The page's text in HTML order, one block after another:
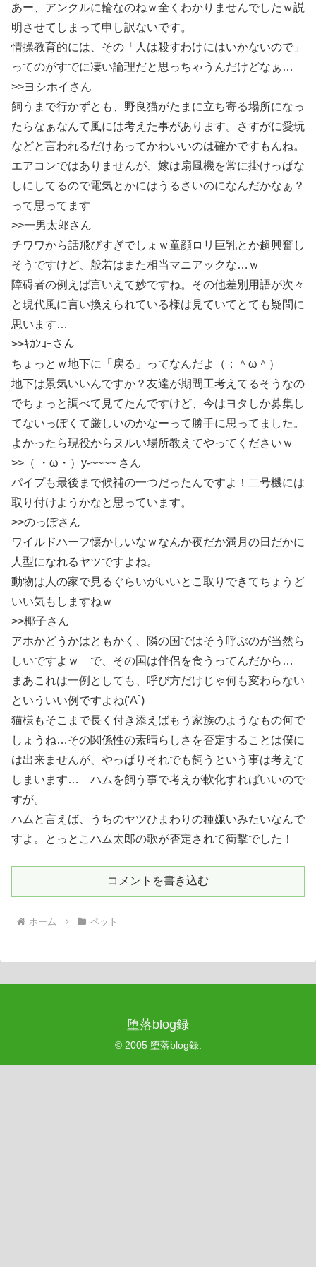
あー、アンクルに輪なのねｗ全くわかりませんでしたｗ説
明させてしまって申し訳ないです。
情操教育的には、その「人は殺すわけにはいかないので」
ってのがすでに凄い論理だと思っちゃうんだけどなぁ…
>>ヨシホイさん
飼うまで行かずとも、野良猫がたまに立ち寄る場所になっ
たらなぁなんて風には考えた事があります。さすがに愛玩
などと言われるだけあってかわいいのは確かですもんね。
エアコンではありませんが、嫁は扇風機を常に掛けっぱな
しにしてるので電気とかにはうるさいのになんだかなぁ？
って思ってます
>>一男太郎さん
チワワから話飛びすぎでしょｗ童顔ロリ巨乳とか超興奮し
そうですけど、般若はまた相当マニアックな…ｗ
障碍者の例えば言いえて妙ですね。その他差別用語が次々
と現代風に言い換えられている様は見ていてとても疑問に
思います…
>>ｷｶﾝｺｰさん
ちょっとｗ地下に「戻る」ってなんだよ（；＾ω＾）
地下は景気いいんですか？友達が期間工考えてるそうなの
でちょっと調べて見てたんですけど、今はヨタしか募集し
てないっぽくて厳しいのかなーって勝手に思ってました。
よかったら現役からヌルい場所教えてやってくださいｗ
>>（ ・ω・）y-~~~~ さん
パイプも最後まで候補の一つだったんですよ！二号機には
取り付けようかなと思っています。
>>のっぽさん
ワイルドハーフ懐かしいなｗなんか夜だか満月の日だかに
人型になれるヤツですよね。
動物は人の家で見るぐらいがいいとこ取りできてちょうど
いい気もしますねｗ
>>椰子さん
アホかどうかはともかく、隣の国ではそう呼ぶのが当然ら
しいですよｗ で、その国は伴侶を食うってんだから…
まあこれは一例としても、呼び方だけじゃ何も変わらない
といういい例ですよね('A`)
猫様もそこまで長く付き添えばもう家族のようなもの何で
しょうね…その関係性の素晴らしさを否定することは僕に
は出来ませんが、やっぱりそれでも飼うという事は考えて
しまいます… ハムを飼う事で考えが軟化すればいいので
すが。
ハムと言えば、うちのヤツひまわりの種嫌いみたいなんで
すよ。とっとこハム太郎の歌が否定されて衝撃でした！
コメントを書き込む
ホーム ペット
堕落blog録
© 2005 堕落blog録.